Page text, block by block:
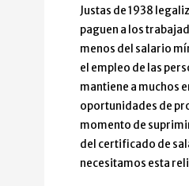
Justas de 1938
paguen a los
menos del salario
el empleo de las
mantiene a muchos
oportunidades de
momento de
del certificado de
necesitamos esta